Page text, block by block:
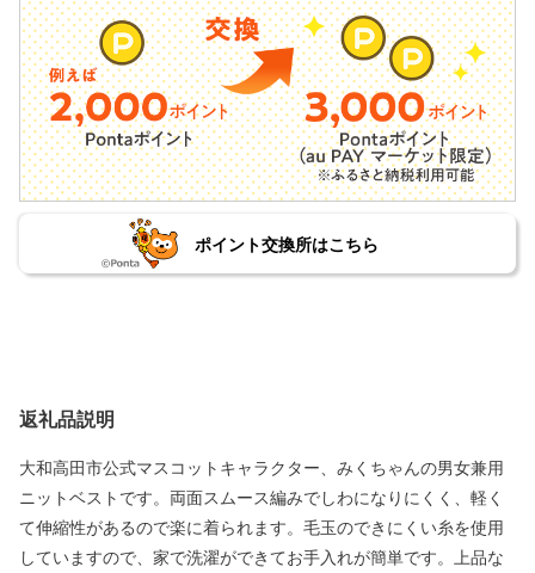
ポイント交換所はこちら
返礼品説明
大和高田市公式マスコットキャラクター、みくちゃんの男女兼用
ニットベストです。両面スムース編みでしわになりにくく、軽く
て伸縮性があるので楽に着られます。毛玉のできにくい糸を使用
していますので、家で洗濯ができてお手入れが簡単です。上品な